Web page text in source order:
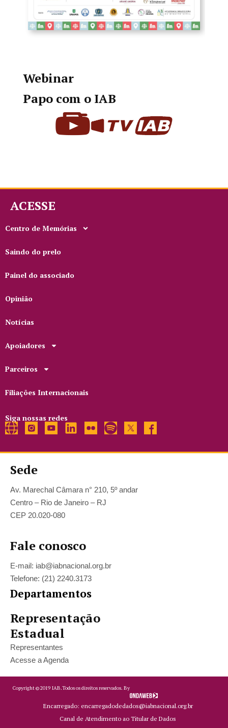
Webinar
Papo com o IAB
ACESSE
Centro de Memórias
Saindo do prelo
Painel do associado
Opinião
Notícias
Apoiadores
Parceiros
Filiações Internacionais
Siga nossas redes
Sede
Av. Marechal Câmara n° 210, 5º andar
Centro – Rio de Janeiro – RJ
CEP 20.020-080
Fale conosco
E-mail: iab@iabnacional.org.br
Telefone: (21) 2240.3173
Departamentos
Representação
Estadual
Representantes
Acesse a Agenda
Copyright ©2019 IAB.Todos os direitos reservados. By
Encarregado: encarregadodedados@iabnacional.org.br
Canal de Atendimento ao Titular de Dados